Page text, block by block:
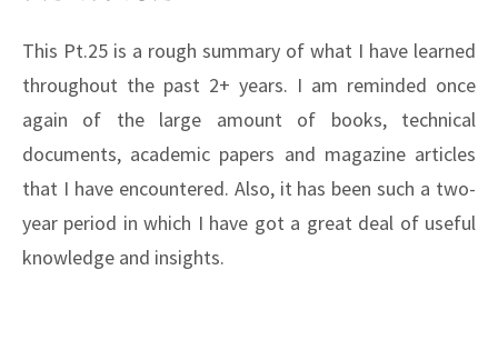
This Pt.25 is a rough summary of what I have learned
throughout the past 2+ years. I am reminded once
again of the large amount of books, technical
documents, academic papers and magazine articles
that I have encountered. Also, it has been such a two-
year period in which I have got a great deal of useful
knowledge and insights.